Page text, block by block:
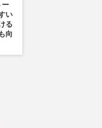
ー
い
る
向